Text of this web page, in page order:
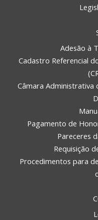
Adesão à
Cadastro Referencial
Câmara Administrativa
Pagamento de
Pareceres
Requisição
Procedimentos para